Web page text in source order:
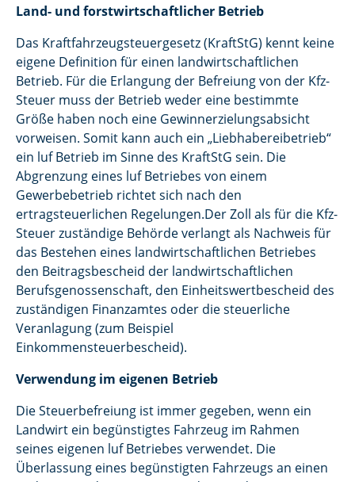
Land- und forstwirtschaftlicher Betrieb
Das Kraftfahrzeugsteuergesetz (KraftStG) kennt keine
eigene Definition für einen landwirtschaftlichen
Betrieb. Für die Erlangung der Befreiung von der Kfz-
Steuer muss der Betrieb weder eine bestimmte
Größe haben noch eine Gewinnerzielungsabsicht
vorweisen. Somit kann auch ein „Liebhabereibetrieb“
ein luf Betrieb im Sinne des KraftStG sein. Die
Abgrenzung eines luf Betriebes von einem
Gewerbebetrieb richtet sich nach den
ertragsteuerlichen Regelungen.Der Zoll als für die Kfz-
Steuer zuständige Behörde verlangt als Nachweis für
das Bestehen eines landwirtschaftlichen Betriebes
den Beitragsbescheid der landwirtschaftlichen
Berufsgenossenschaft, den Einheitswertbescheid des
zuständigen Finanzamtes oder die steuerliche
Veranlagung (zum Beispiel
Einkommensteuerbescheid).
Verwendung im eigenen Betrieb
Die Steuerbefreiung ist immer gegeben, wenn ein
Landwirt ein begünstigtes Fahrzeug im Rahmen
seines eigenen luf Betriebes verwendet. Die
Überlassung eines begünstigten Fahrzeugs an einen